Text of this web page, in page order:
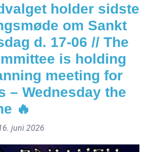
holder sidste
om Sankt
d. 17-06 // The
is holding
meeting for
– Wednesday the
🔥
juni 2026